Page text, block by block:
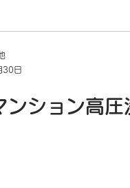
ンション高
30日